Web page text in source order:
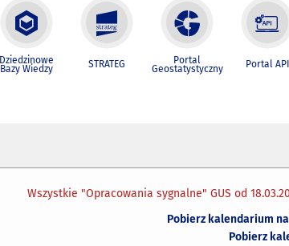
Dziedzinowe
Bazy Wiedzy STRATEG Portal
Geostatystyczny Portal API
Wszystkie "Opracowania sygnalne" GUS od
Pobierz kalendarium
Pobierz